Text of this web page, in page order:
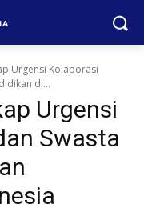
Urgensi Kolaborasi
di...
Urgensi
Swasta